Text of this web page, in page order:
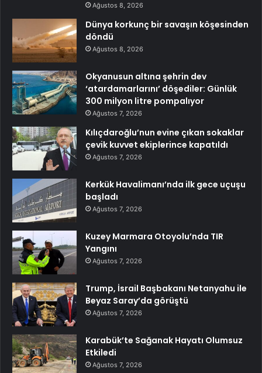
Ağustos 8, 2026
Dünya korkunç bir savaşın köşesinden
döndü
Ağustos 8, 2026
Okyanusun altına şehrin dev
‘atardamarlarını’ döşediler: Günlük
300 milyon litre pompalıyor
Ağustos 7, 2026
Kılıçdaroğlu’nun evine çıkan sokaklar
çevik kuvvet ekiplerince kapatıldı
Ağustos 7, 2026
Kerkük Havalimanı’nda ilk gece uçuşu
başladı
Ağustos 7, 2026
Kuzey Marmara Otoyolu’nda TIR
Yangını
Ağustos 7, 2026
Trump, İsrail Başbakanı Netanyahu ile
Beyaz Saray’da görüştü
Ağustos 7, 2026
Karabük’te Sağanak Hayatı Olumsuz
Etkiledi
Ağustos 7, 2026